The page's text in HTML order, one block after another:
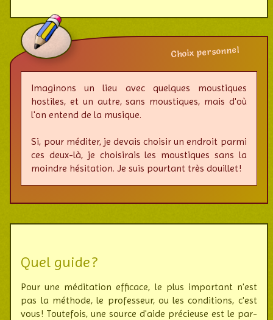
Choix personnel
Imaginons un lieu avec quelques moustiques
hostiles, et un autre, sans mous­tiques, mais d'où
l'on entend de la musique.
Si, pour méditer, je devais choisir un endroit parmi
ces deux-là, je choisi­rais les mous­tiques sans la
moindre hési­ta­tion. Je suis pour­tant très douillet !
Quel guide ?
Pour une méditation efficace, le plus impor­tant n'est
pas la méthode, le pro­fes­seur, ou les condi­tions, c'est
vous ! Toute­fois, une source d'aide pré­cieuse est le par­